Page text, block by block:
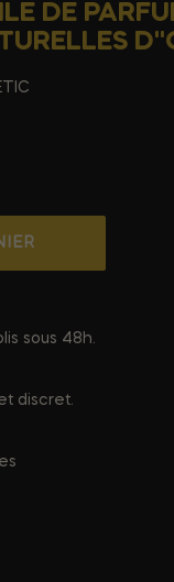
DE
sous 48h.
discret.